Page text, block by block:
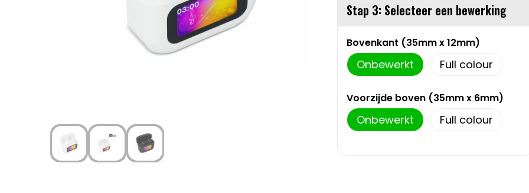
Stap 3: Selecteer een bewerking
Bovenkant (35mm x 12mm)
Onbewerkt Full colour
Voorzijde boven (35mm x 6mm)
Onbewerkt Full colour